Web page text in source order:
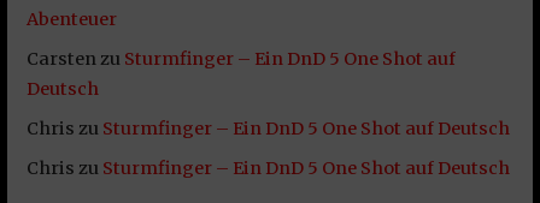
Abenteuer
Carstenzu Sturmfinger – Ein DnD 5 One Shot auf
Deutsch
Chris zu Sturmfinger – Ein DnD 5 One Shot auf Deutsch
Chris zu Sturmfinger – Ein DnD 5 One Shot auf Deutsch